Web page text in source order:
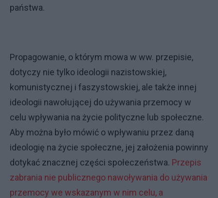
państwa.
Propagowanie, o którym mowa w ww. przepisie,
dotyczy nie tylko ideologii nazistowskiej,
komunistycznej i faszystowskiej, ale także innej
ideologii nawołującej do używania przemocy w
celu wpływania na życie polityczne lub społeczne.
Aby można było mówić o wpływaniu przez daną
ideologię na życie społeczne, jej założenia powinny
dotykać znacznej części społeczeństwa. Przepis
zabrania nie publicznego nawoływania do używania
przemocy we wskazanym w nim celu, a